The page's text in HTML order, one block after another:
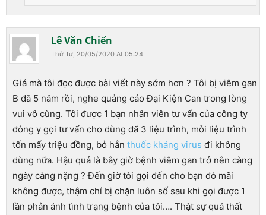
Lê Văn Chiến
Thứ Tư, 20/05/2020 At 05:24
Giá mà tôi đọc được bài viết này sớm hơn ? Tôi bị viêm gan
B đã 5 năm rồi, nghe quảng cáo Đại Kiện Can trong lòng
vui vô cùng. Tôi được 1 bạn nhân viên tư vấn của công ty
đông y gọi tư vấn cho dùng đã 3 liệu trình, mỗi liệu trình
tốn mấy triệu đồng, bỏ hẳn thuốc kháng virus đi không
dùng nữa. Hậu quả là bây giờ bệnh viêm gan trở nên càng
ngày càng nặng ? Đến giờ tôi gọi đến cho bạn đó mãi
không được, thậm chí bị chặn luôn số sau khi gọi được 1
lần phản ánh tình trạng bệnh của tôi…. Thật sự quá thất